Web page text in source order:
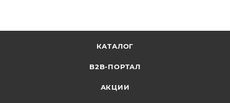
КАТАЛОГ
B2B-ПОРТАЛ
АКЦИИ